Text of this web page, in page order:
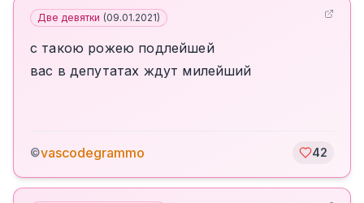
Две девятки (09.01.2021)
с такою рожею подлейшей
вас в депутатах ждут милейший
©vascodegrammo 42